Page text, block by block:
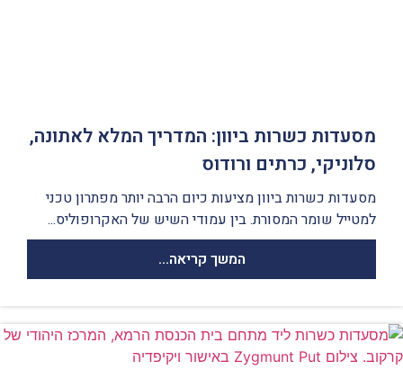
מסעדות כשרות ביוון: המדריך המלא לאתונה,
סלוניקי, כרתים ורודוס
מסעדות כשרות ביוון מציעות כיום הרבה יותר מפתרון טכני
למטייל שומר המסורת. בין עמודי השיש של האקרופוליס...
המשך קריאה...